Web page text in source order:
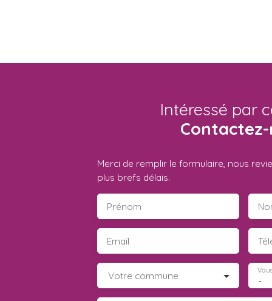
Intéressé par
Merci de remplir le formulaire, nous
plus brefs délais.
Prénom
Email
Votre commune -